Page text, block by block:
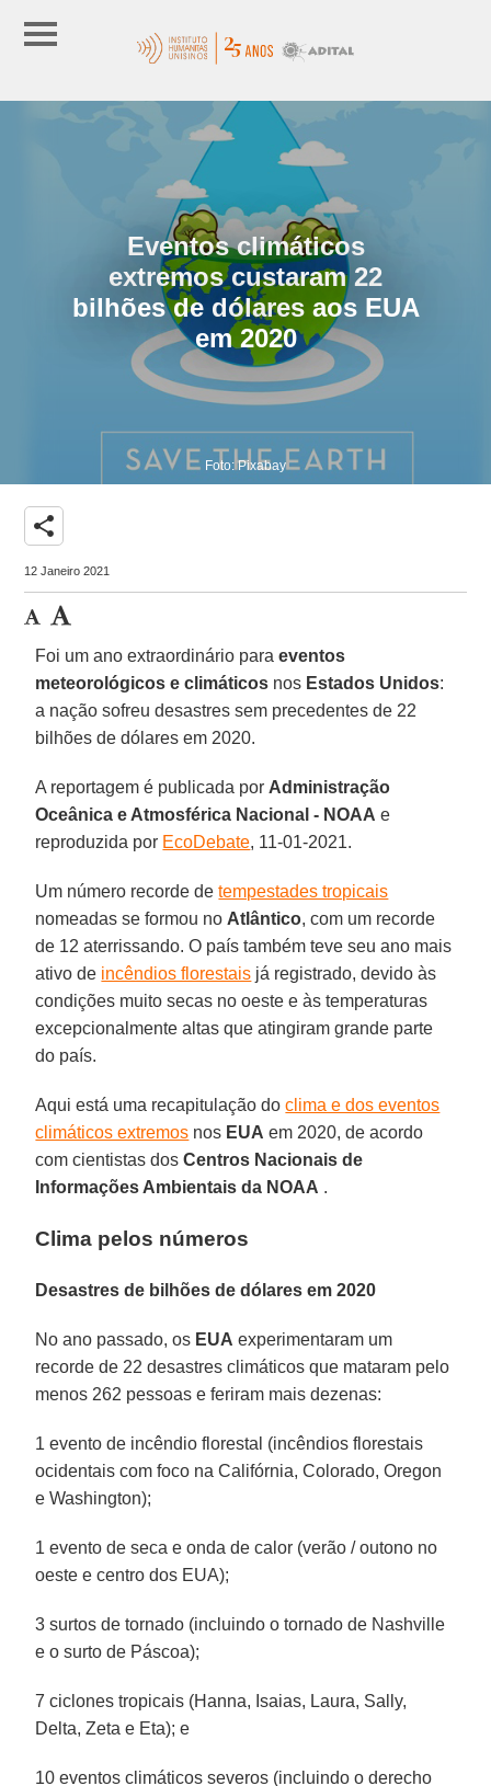
Eventos climáticos
extremos custaram 22
bilhões de dólares aos EUA
em 2020
Foto: Pixabay
share
12 Janeiro 2021
Foi um ano extraordinário paraeventos
meteorológicos e climáticos nos Estados Unidos:
a nação sofreu desastres sem precedentes de 22
bilhões de dólares em 2020.
A reportagem é publicada por Administração
Oceânica e Atmosférica Nacional - NOAA e
reproduzida por EcoDebate, 11-01-2021.
Um número recorde detempestades tropicais
nomeadas se formou no Atlântico, com um recorde
de 12 aterrissando. O país também teve seu ano mais
ativo de incêndios florestais já registrado, devido às
condições muito secas no oeste e às temperaturas
excepcionalmente altas que atingiram grande parte
do país.
Aqui está uma recapitulação doclima e dos eventos
climáticos extremos nos EUA em 2020, de acordo
com cientistas dosCentros Nacionais de
Informações Ambientais da NOAA .
Clima pelos números
Desastres de bilhões de dólares em 2020
No ano passado, os EUA experimentaram um
recorde de 22 desastres climáticos que mataram pelo
menos 262 pessoas e feriram mais dezenas:
1 evento de incêndio florestal (incêndios florestais
ocidentais com foco na Califórnia, Colorado, Oregon
e Washington);
1 evento de seca e onda de calor (verão / outono no
oeste e centro dos EUA);
3 surtos de tornado (incluindo o tornado de Nashville
e o surto de Páscoa);
7 ciclones tropicais (Hanna, Isaias, Laura, Sally,
Delta, Zeta e Eta); e
10 eventos climáticos severos (incluindo o derecho